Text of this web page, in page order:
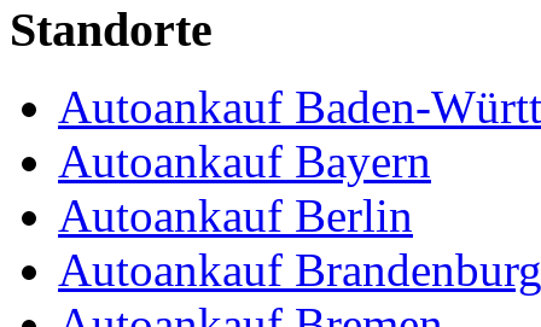
Standorte
Autoankauf Baden-
Autoankauf Bayern
Autoankauf Berlin
Autoankauf Brandenburg